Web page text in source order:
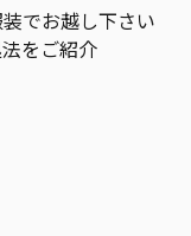
装でお越し下さい
をご紹介